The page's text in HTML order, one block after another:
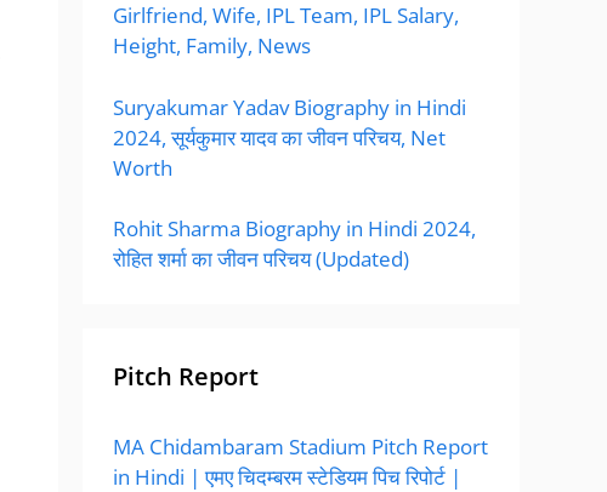
Girlfriend, Wife, IPL Team, IPL Salary,
Height, Family, News
Suryakumar Yadav Biography in Hindi
2024, सूर्यकुमार यादव का जीवन परिचय, Net
Worth
Rohit Sharma Biography in Hindi 2024,
रोहित शर्मा का जीवन परिचय (Updated)
Pitch Report
MA Chidambaram Stadium Pitch Report
in Hindi | एमए चिदम्बरम स्टेडियम पिच रिपोर्ट |